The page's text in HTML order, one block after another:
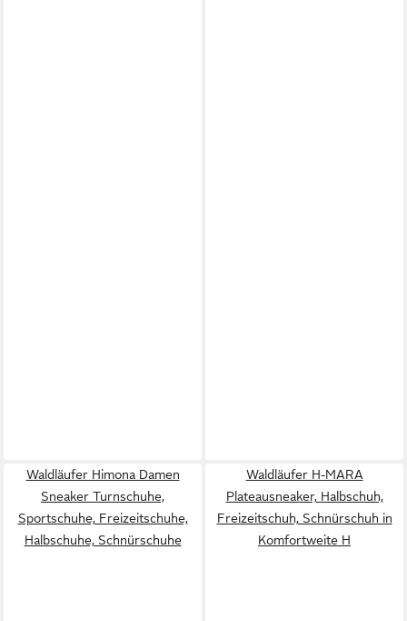
Waldläufer Himona Damen
Sneaker Turnschuhe,
Sportschuhe, Freizeitschuhe,
Halbschuhe, Schnürschuhe
Waldläufer H-MARA
Plateausneaker, Halbschuh,
Freizeitschuh, Schnürschuh in
Komfortweite H